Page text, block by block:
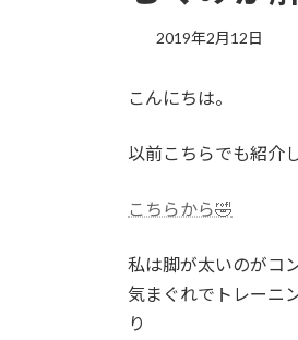
2019年2月12日
こんにちは。
以前こちらでも紹介
こちらから🤣
私は脚が太いのがコ
気まぐれでトレーニ
り